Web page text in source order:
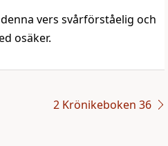
vers svårförståelig och
osäker.
2 Krönikeboken 36